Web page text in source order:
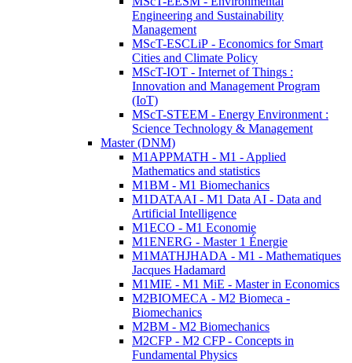
Engineering and Sustainability
Management
MScT-ESCLiP - Economics for Smart
Cities and Climate Policy
MScT-IOT - Internet of Things :
Innovation and Management Program
(IoT)
MScT-STEEM - Energy Environment :
Science Technology & Management
Master (DNM)
M1APPMATH - M1 - Applied
Mathematics and statistics
M1BM - M1 Biomechanics
M1DATAAI - M1 Data AI - Data and
Artificial Intelligence
M1ECO - M1 Economie
M1ENERG - Master 1 Énergie
M1MATHJHADA - M1 - Mathematiques
Jacques Hadamard
M1MIE - M1 MiE - Master in Economics
M2BIOMECA - M2 Biomeca -
Biomechanics
M2BM - M2 Biomechanics
M2CFP - M2 CFP - Concepts in
Fundamental Physics